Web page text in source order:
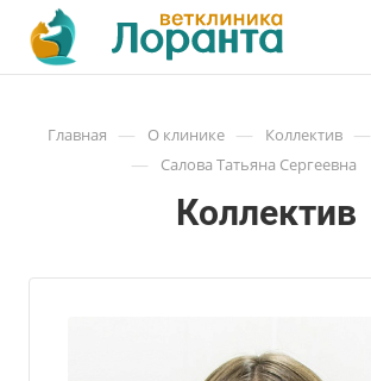
Главная — О клинике — Коллектив —
— Салова Татьяна Сергеевна
Коллектив